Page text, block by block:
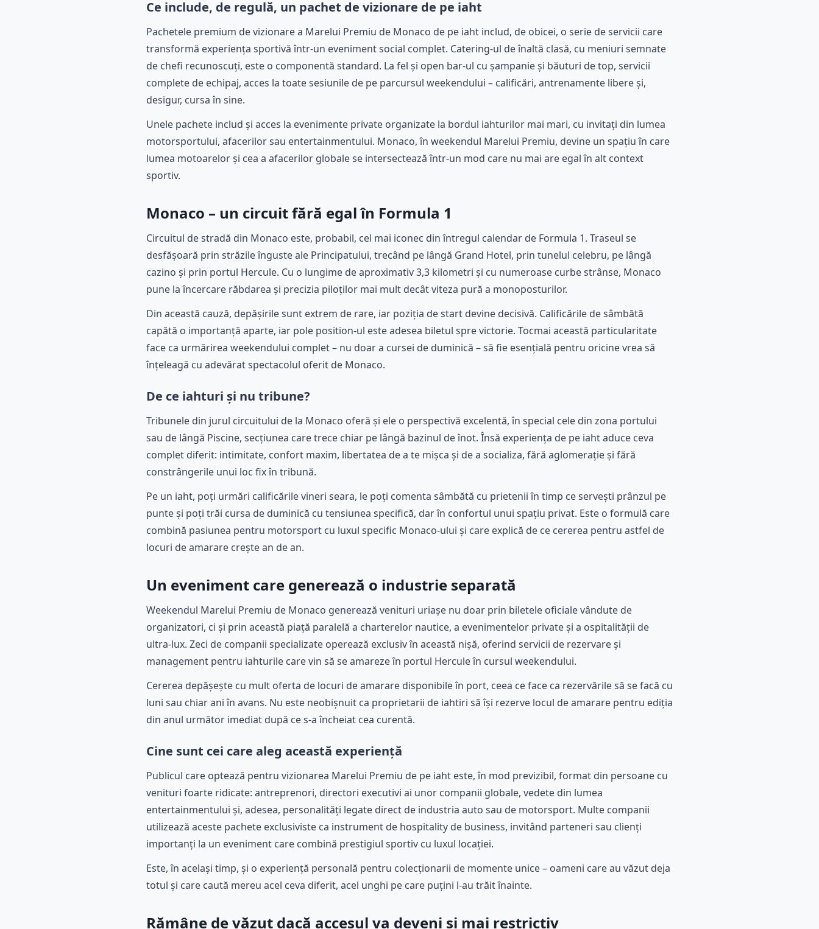
Ce include, de regulă, un pachet de vizionare de pe iaht
Pachetele premium de vizionare a Marelui Premiu de Monaco de pe iaht includ, de obicei, o serie de servicii care
transformă experiența sportivă într-un eveniment social complet. Catering-ul de înaltă clasă, cu meniuri semnate
de chefi recunoscuți, este o componentă standard. La fel și open bar-ul cu șampanie și băuturi de top, servicii
complete de echipaj, acces la toate sesiunile de pe parcursul weekendului – calificări, antrenamente libere și,
desigur, cursa în sine.
Unele pachete includ și acces la evenimente private organizate la bordul iahturilor mai mari, cu invitați din lumea
motorsportului, afacerilor sau entertainmentului. Monaco, în weekendul Marelui Premiu, devine un spațiu în care
lumea motoarelor și cea a afacerilor globale se intersectează într-un mod care nu mai are egal în alt context
sportiv.
Monaco – un circuit fără egal în Formula 1
Circuitul de stradă din Monaco este, probabil, cel mai iconec din întregul calendar de Formula 1. Traseul se
desfășoară prin străzile înguste ale Principatului, trecând pe lângă Grand Hotel, prin tunelul celebru, pe lângă
cazino și prin portul Hercule. Cu o lungime de aproximativ 3,3 kilometri și cu numeroase curbe strânse, Monaco
pune la încercare răbdarea și precizia piloților mai mult decât viteza pură a monoposturilor.
Din această cauză, depășirile sunt extrem de rare, iar poziția de start devine decisivă. Calificările de sâmbătă
capătă o importanță aparte, iar pole position-ul este adesea biletul spre victorie. Tocmai această particularitate
face ca urmărirea weekendului complet – nu doar a cursei de duminică – să fie esențială pentru oricine vrea să
înțeleagă cu adevărat spectacolul oferit de Monaco.
De ce iahturi și nu tribune?
Tribunele din jurul circuitului de la Monaco oferă și ele o perspectivă excelentă, în special cele din zona portului
sau de lângă Piscine, secțiunea care trece chiar pe lângă bazinul de înot. Însă experiența de pe iaht aduce ceva
complet diferit: intimitate, confort maxim, libertatea de a te mișca și de a socializa, fără aglomerație și fără
constrângerile unui loc fix în tribună.
Pe un iaht, poți urmări calificările vineri seara, le poți comenta sâmbătă cu prietenii în timp ce servești prânzul pe
punte și poți trăi cursa de duminică cu tensiunea specifică, dar în confortul unui spațiu privat. Este o formulă care
combină pasiunea pentru motorsport cu luxul specific Monaco-ului și care explică de ce cererea pentru astfel de
locuri de amarare crește an de an.
Un eveniment care generează o industrie separată
Weekendul Marelui Premiu de Monaco generează venituri uriașe nu doar prin biletele oficiale vândute de
organizatori, ci și prin această piață paralelă a charterelor nautice, a evenimentelor private și a ospitalității de
ultra-lux. Zeci de companii specializate operează exclusiv în această nișă, oferind servicii de rezervare și
management pentru iahturile care vin să se amareze în portul Hercule în cursul weekendului.
Cererea depășește cu mult oferta de locuri de amarare disponibile în port, ceea ce face ca rezervările să se facă cu
luni sau chiar ani în avans. Nu este neobișnuit ca proprietarii de iahtiri să își rezerve locul de amarare pentru ediția
din anul următor imediat după ce s-a încheiat cea curentă.
Cine sunt cei care aleg această experiență
Publicul care optează pentru vizionarea Marelui Premiu de pe iaht este, în mod previzibil, format din persoane cu
venituri foarte ridicate: antreprenori, directori executivi ai unor companii globale, vedete din lumea
entertainmentului și, adesea, personalități legate direct de industria auto sau de motorsport. Multe companii
utilizează aceste pachete exclusiviste ca instrument de hospitality de business, invitând parteneri sau clienți
importanți la un eveniment care combină prestigiul sportiv cu luxul locației.
Este, în același timp, și o experiență personală pentru colecționarii de momente unice – oameni care au văzut deja
totul și care caută mereu acel ceva diferit, acel unghi pe care puțini l-au trăit înainte.
Rămâne de văzut dacă accesul va deveni și mai restrictiv